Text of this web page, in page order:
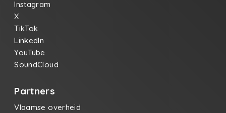
Instagram
X
TikTok
LinkedIn
YouTube
SoundCloud
Partners
Vlaamse overheid